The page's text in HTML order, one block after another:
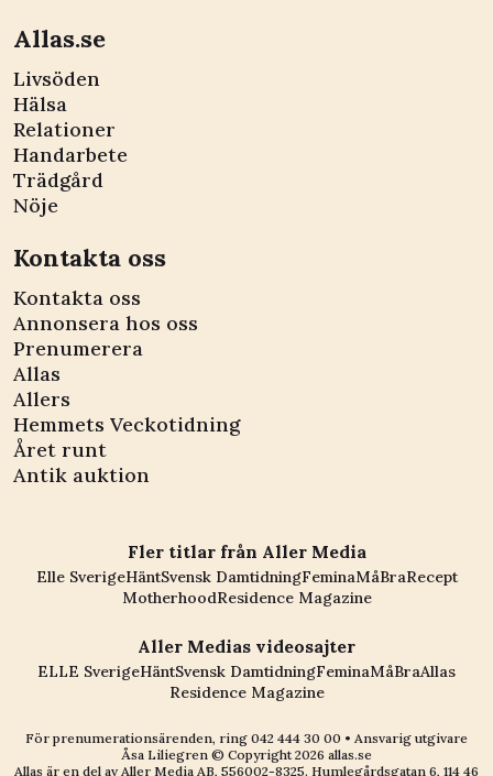
Allas.se
Livsöden
Hälsa
Relationer
Handarbete
Trädgård
Nöje
Kontakta oss
Kontakta oss
Annonsera hos oss
Prenumerera
Allas
Allers
Hemmets Veckotidning
Året runt
Antik auktion
Fler titlar från Aller Media
Elle SverigeHäntSvensk DamtidningFeminaMåBraRecept
MotherhoodResidence Magazine
Aller Medias videosajter
ELLE SverigeHäntSvensk DamtidningFeminaMåBraAllas
Residence Magazine
För prenumerationsärenden, ring 042 444 30 00 • Ansvarig utgivare
Åsa Liliegren © Copyright2026 allas.se
Allas är en del av Aller Media AB, 556002-8325. Humlegårdsgatan 6, 114 46